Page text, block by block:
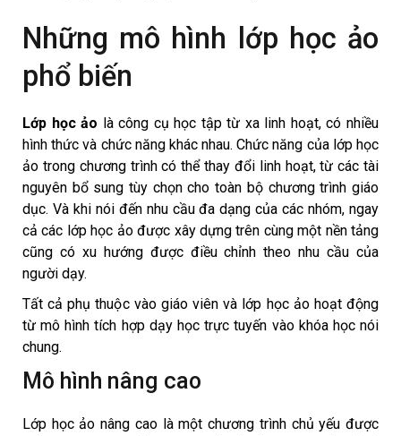
Những mô hình lớp học ảo
phổ biến
Lớp học ảo là công cụ học tập từ xa linh hoạt, có nhiều
hình thức và chức năng khác nhau. Chức năng của lớp học
ảo trong chương trình có thể thay đổi linh hoạt, từ các tài
nguyên bổ sung tùy chọn cho toàn bộ chương trình giáo
dục. Và khi nói đến nhu cầu đa dạng của các nhóm, ngay
cả các lớp học ảo được xây dựng trên cùng một nền tảng
cũng có xu hướng được điều chỉnh theo nhu cầu của
người dạy.
Tất cả phụ thuộc vào giáo viên và lớp học ảo hoạt động
từ mô hình tích hợp dạy học trực tuyến vào khóa học nói
chung.
Mô hình nâng cao
Lớp học ảo nâng cao là một chương trình chủ yếu được